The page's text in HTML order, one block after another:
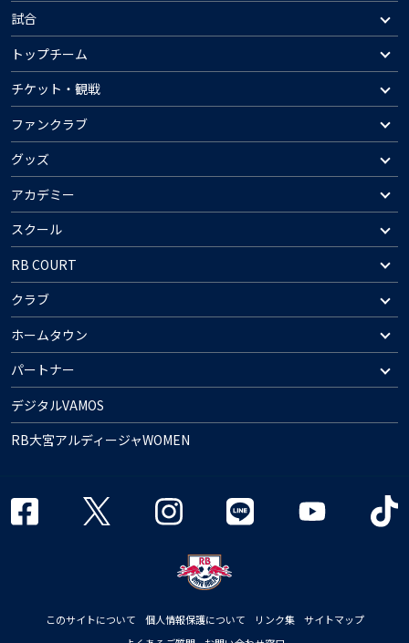
試合
トップチーム
チケット・観戦
ファンクラブ
グッズ
アカデミー
スクール
RB COURT
クラブ
ホームタウン
パートナー
デジタルVAMOS
RB大宮アルディージャWOMEN
このサイトについて 個人情報保護について リンク集
サイトマップ